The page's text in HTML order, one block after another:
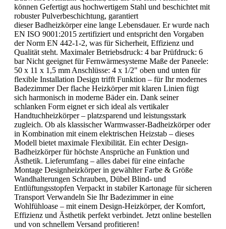
können Gefertigt aus hochwertigem Stahl und beschichtet mit
robuster Pulverbeschichtung, garantiert
dieser Badheizkörper eine lange Lebensdauer. Er wurde nach
EN ISO 9001:2015 zertifiziert und entspricht den Vorgaben
der Norm EN 442-1-2, was für Sicherheit, Effizienz und
Qualität steht. Maximaler Betriebsdruck: 4 bar Prüfdruck: 6
bar Nicht geeignet für Fernwärmesysteme Maße der Paneele:
50 x 11 x 1,5 mm Anschlüsse: 4 x 1/2" oben und unten für
flexible Installation Design trifft Funktion – für Ihr modernes
Badezimmer Der flache Heizkörper mit klaren Linien fügt
sich harmonisch in moderne Bäder ein. Dank seiner
schlanken Form eignet er sich ideal als vertikaler
Handtuchheizkörper – platzsparend und leistungsstark
zugleich. Ob als klassischer Warmwasser-Badheizkörper oder
in Kombination mit einem elektrischen Heizstab – dieses
Modell bietet maximale Flexibilität. Ein echter Design-
Badheizkörper für höchste Ansprüche an Funktion und
Ästhetik. Lieferumfang – alles dabei für eine einfache
Montage Designheizkörper in gewählter Farbe & Größe
Wandhalterungen Schrauben, Dübel Blind- und
Entlüftungsstopfen Verpackt in stabiler Kartonage für sicheren
Transport Verwandeln Sie Ihr Badezimmer in eine
Wohlfühloase – mit einem Design-Heizkörper, der Komfort,
Effizienz und Ästhetik perfekt verbindet. Jetzt online bestellen
und von schnellem Versand profitieren!